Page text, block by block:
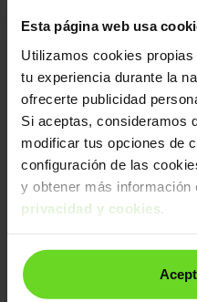
Esta página web usa
Utilizamos cookies
tu experiencia durante la
ofrecerte publicidad
Si aceptas, consideramos
modificar tus opciones de
configuración de las
y obtener más información
privacidad y cookies
Sin daños
cargas y kilometraje
Diagnosis avanzada
Mecánica impecable
clave)
Control final de
De un equipo de+250
certificado y pasado